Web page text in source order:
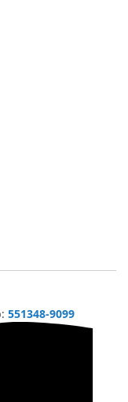
551348-9099